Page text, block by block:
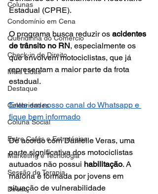
Colunas
Condomínio em Cena
Queridinha do Comércio
Check-in do Direito
Mais Lidas
Destaque
Celebridades
Coluna Social
Entre Cafés e Estratégias
Marketing e Tecnologia
Sessão de Terapia
Direito
Estadual (CPRE).
O programa busca reduzir os acidentes
de trânsito no RN, especialmente os
que envolvem motociclistas, que já
representam a maior parte da frota
estadual.
Entre em nosso canal do Whatsapp e
fique bem informado
De acordo com Danielle Veras, uma
parte significativa dos motociclistas
autuados não possui habilitação. A
maioria é formada por jovens em
situação de vulnerabilidade